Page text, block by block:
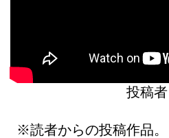
投稿
※読者からの投稿作品